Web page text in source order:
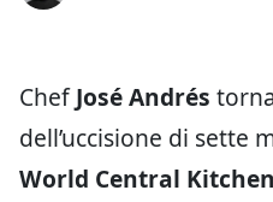
ChefJosé Andrés
dell’uccisione di sette
World Central Kitchen